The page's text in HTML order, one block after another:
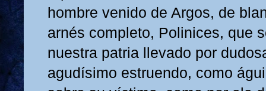
hombre venido de Argos, de
arnés completo, Polinices, que
nuestra patria llevado por
agudísimo estruendo, como